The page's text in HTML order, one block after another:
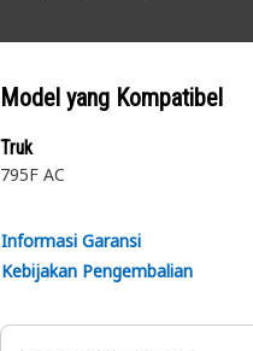
Model yang Kompatibel
Truk
795F AC
Informasi Garansi
Kebijakan Pengembalian